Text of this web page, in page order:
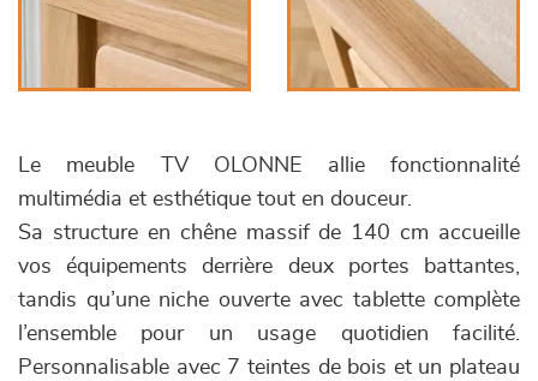
Le meuble TV OLONNE allie fonctionnalité
multimédia et esthétique tout en douceur.
Sa structure en chêne massif de 140 cm accueille
vos équipements derrière deux portes battantes,
tandis qu’une niche ouverte avec tablette complète
l’ensemble pour un usage quotidien facilité.
Personnalisable avec 7 teintes de bois et un plateau